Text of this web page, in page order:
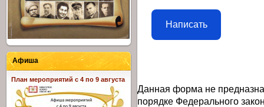
Написать
Данная форма не
порядке Федерального
Афиша
План мероприятий с 4 по 9 августа